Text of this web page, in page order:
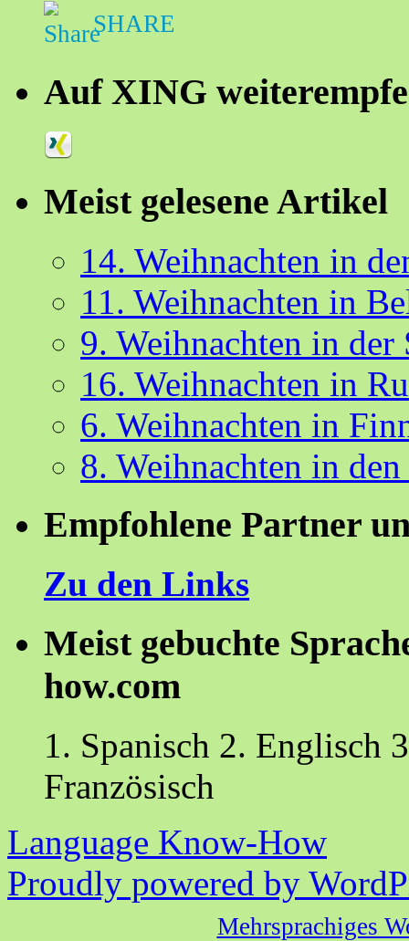
SHARE
Auf XING
Meist gelesene Artikel
14. Weihnachten in
11. Weihnachten in
9. Weihnachten in der
16. Weihnachten in
6. Weihnachten in
8. Weihnachten in
Empfohlene Partner
Zu den Links
Meist gebuchte
how.com
1. Spanisch 2. Englisch
Französisch
Language Know-How
Proudly powered by
Mehrsprachiges